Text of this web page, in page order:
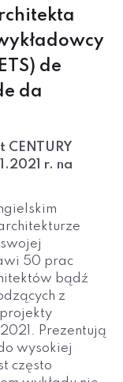
de
da
CENTURY
r. na
50 prac
bądź
z
Prezentują
wysokiej
często